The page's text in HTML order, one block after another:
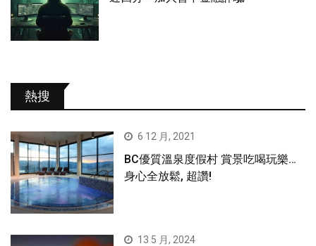
熱搜
6 12 月, 2021
BC優質溫泉度假村 賞景吃喝玩樂…
身心全放鬆, 超讚!
13 5 月, 2024